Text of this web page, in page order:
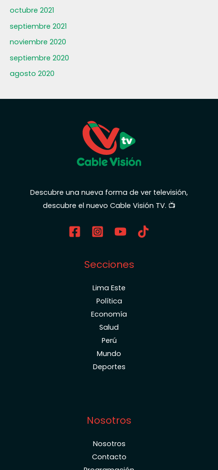
octubre 2021
septiembre 2021
noviembre 2020
septiembre 2020
agosto 2020
Descubre una nueva forma de ver televisión,
descubre el nuevo Cable Visión TV. 📺
Secciones
Lima Este
Política
Economía
Salud
Perú
Mundo
Deportes
Nosotros
Nosotros
Contacto